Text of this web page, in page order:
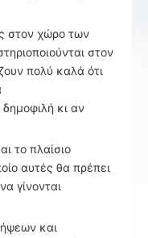
στον χώρο των
στον
πολύ καλά ότι
κι αν
το πλαίσιο
αυτές θα πρέπει
γίνονται
και